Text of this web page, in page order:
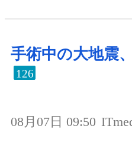
手術中の大地震
126
08月07日 09:50